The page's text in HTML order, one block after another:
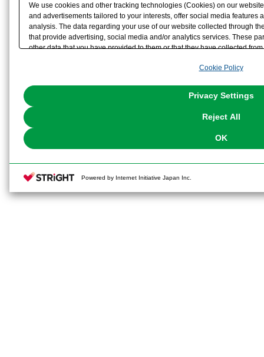
We use cookies and other tracking technologies (Cookies) on our
and advertisements tailored to your interests, offer social media features
analysis. The data regarding your use of our website collected through
that provide advertising, social media and/or analytics services. These
other data that you have provided to them or that they have collected
the use of all Cookies except for Strictly Necessary Cookies, please
You can change your consent or rejection settings at any time via
Cookie Policy
Privacy Settings
Reject All
OK
Powered by Internet Initiative Japan Inc.